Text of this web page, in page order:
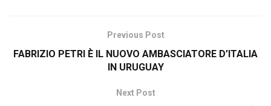
Previous Post
FABRIZIO PETRI È IL NUOVO AMBASCIATORE D’ITALIA
IN URUGUAY
Next Post